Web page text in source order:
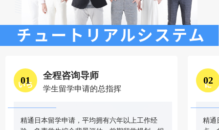
01 全程咨询导师
学生留学申请的总指挥
精通日本留学申请，平均拥有六年以上工作经
02
精通